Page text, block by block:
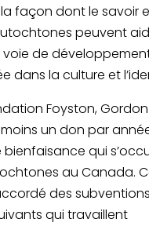
façon dont le savoir
peuvent
de
dans la culture et
Foyston,
un don par
qui
au Canada.
des
qui travaillent